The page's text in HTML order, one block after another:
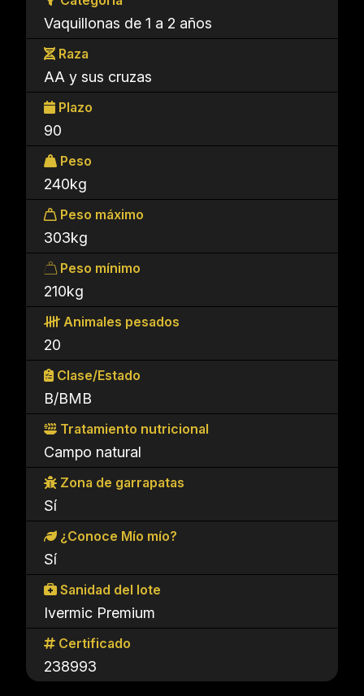
Vaquillonas de 1 a 2 años
Raza
AA y sus cruzas
Plazo
90
Peso
240kg
Peso máximo
303kg
Peso mínimo
210kg
Animales pesados
20
Clase/Estado
B/BMB
Tratamiento nutricional
Campo natural
Zona de garrapatas
Sí
¿Conoce Mío mío?
Sí
Sanidad del lote
Ivermic Premium
Certificado
238993